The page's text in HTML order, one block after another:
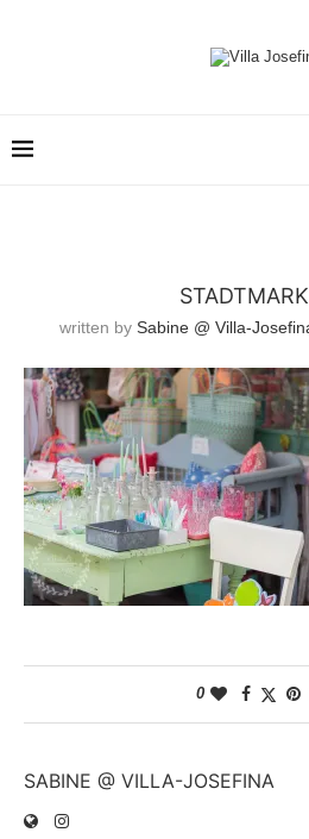
written by Sabine @ Villa-
0
SABINE @ VILLA-JOSEFINA